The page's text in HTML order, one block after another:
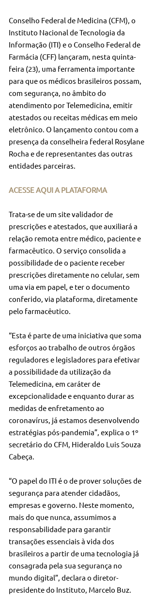
Conselho Federal de Medicina (CFM), o
Instituto Nacional de Tecnologia da
Informação (ITI) e o Conselho Federal de
Farmácia (CFF) lançaram, nesta quinta-
feira (23), uma ferramenta importante
para que os médicos brasileiros possam,
com segurança, no âmbito do
atendimento por Telemedicina, emitir
atestados ou receitas médicas em meio
eletrônico. O lançamento contou com a
presença da conselheira federal Rosylane
Rocha e de representantes das outras
entidades parceiras.
ACESSE AQUI A PLATAFORMA
Trata-se de um site validador de
prescrições e atestados, que auxiliará a
relação remota entre médico, paciente e
farmacêutico. O serviço consolida a
possibilidade de o paciente receber
prescrições diretamente no celular, sem
uma via em papel, e ter o documento
conferido, via plataforma, diretamente
pelo farmacêutico.
“Esta é parte de uma iniciativa que soma
esforços ao trabalho de outros órgãos
reguladores e legisladores para efetivar
a possibilidade da utilização da
Telemedicina, em caráter de
excepcionalidade e enquanto durar as
medidas de enfretamento ao
coronavírus, já estamos desenvolvendo
estratégias pós-pandemia”, explica o 1º
secretário do CFM, Hideraldo Luis Souza
Cabeça.
“O papel do ITI é o de prover soluções de
segurança para atender cidadãos,
empresas e governo. Neste momento,
mais do que nunca, assumimos a
responsabilidade para garantir
transações essenciais à vida dos
brasileiros a partir de uma tecnologia já
consagrada pela sua segurança no
mundo digital”, declara o diretor-
presidente do Instituto, Marcelo Buz.